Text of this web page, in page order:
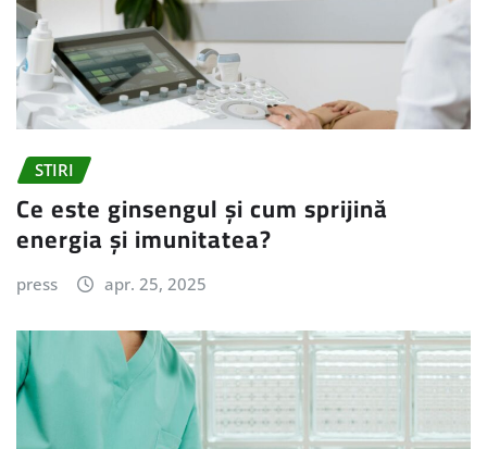
STIRI
Ce este ginsengul și cum sprijină
energia și imunitatea?
press apr. 25, 2025